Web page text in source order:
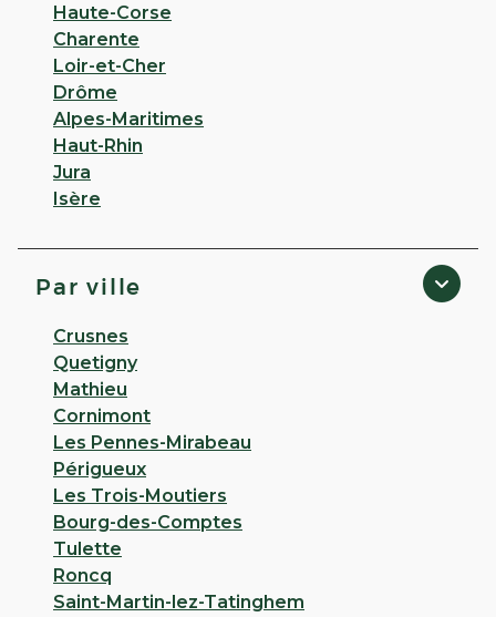
Haute-Corse
Charente
Loir-et-Cher
Drôme
Alpes-Maritimes
Haut-Rhin
Jura
Isère
Par ville
Crusnes
Quetigny
Mathieu
Cornimont
Les Pennes-Mirabeau
Périgueux
Les Trois-Moutiers
Bourg-des-Comptes
Tulette
Roncq
Saint-Martin-lez-Tatinghem